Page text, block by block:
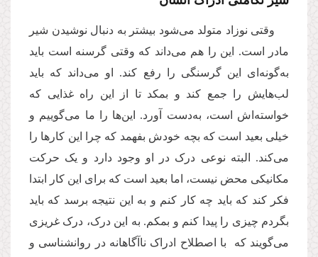
وقتی نوزاد متولد می‌شود بیشتر به دنبال نوشیدن شیر
مادر است. این را هم می‌داند که وقتی گرسنه است باید
به‌گونه‌ای این گرسنگی را رفع کند. او می‌داند که باید
لب‌هایش را جمع کند و بمکد تا از این راه غذایی که
خواسته‌اش است، به‌دست آورد. این‌ها را ما می‌گوییم و
خیلی بعید است که بچه خودش بفهمد که چرا این کارها را
می‌کند. البته نوعی درک در او وجود دارد و یک حرکت
مکانیکی محض نیست، اما بعید است که برای این کار ابتدا
فکر کند که باید چه کار کنم و به این نتیجه برسد که باید
بگردم چیزی را پیدا کنم و بمکم. به این درک، درک غریزی
می‌گویند که با اصطلاح ادراک ناآگاهانه در روانشناسی و